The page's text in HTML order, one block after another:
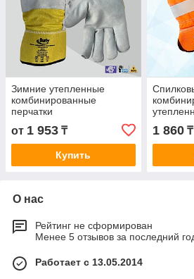
Зимние утепленные
комбинированные
перчатки
от 1 953 ₸
Купить
1 860₸
О нас
Рейтинг не сформирован
Менее 5 отзывов за последний
Работает с 13.05.2014